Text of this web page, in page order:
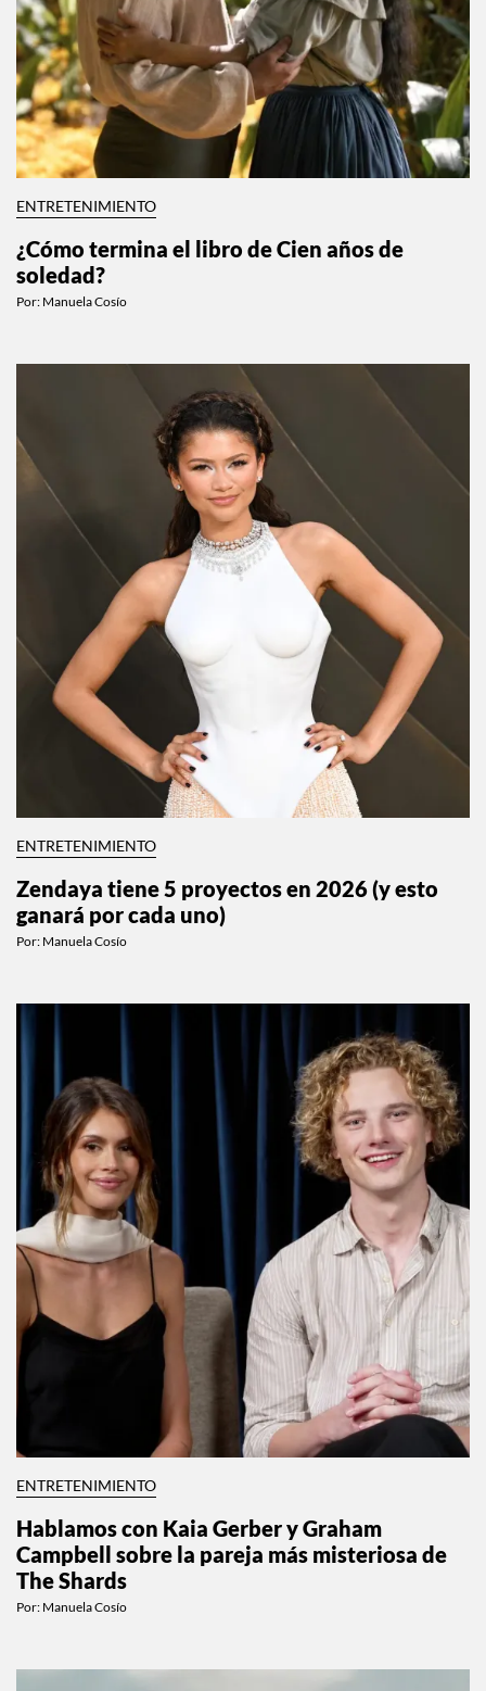
ENTRETENIMIENTO
¿Cómo termina el libro de Cien años de
soledad?
Por: Manuela Cosío
ENTRETENIMIENTO
Zendaya tiene 5 proyectos en 2026 (y esto
ganará por cada uno)
Por: Manuela Cosío
ENTRETENIMIENTO
Hablamos con Kaia Gerber y Graham
Campbell sobre la pareja más misteriosa de
The Shards
Por: Manuela Cosío